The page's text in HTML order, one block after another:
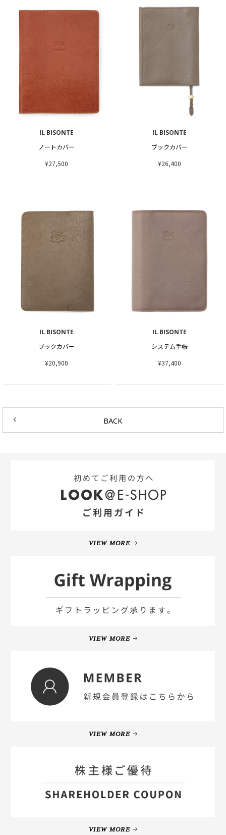
IL BISONTE
ノートカバー
¥27,500
IL BISONTE
ブックカバー
¥26,400
IL BISONTE
ブックカバー
¥20,900
IL BISONTE
システム手帳
¥37,400
BACK
VIEW MORE
VIEW MORE
VIEW MORE
VIEW MORE